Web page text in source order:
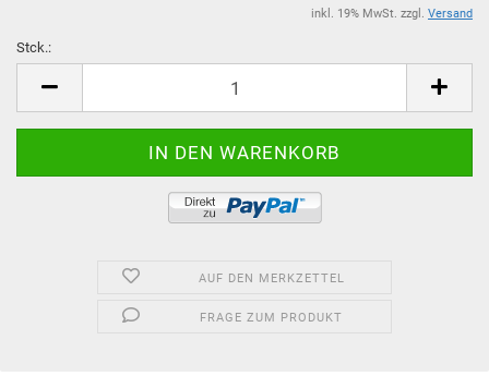
inkl. 19% MwSt. zzgl. Versand
Stck.:
AUF DEN MERKZETTEL
FRAGE ZUM PRODUKT